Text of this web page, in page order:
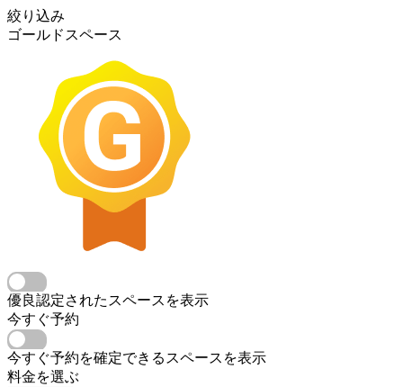
絞り込み
ゴールドスペース
優良認定されたスペースを表示
今すぐ予約
今すぐ予約を確定できるスペースを表示
料金を選ぶ